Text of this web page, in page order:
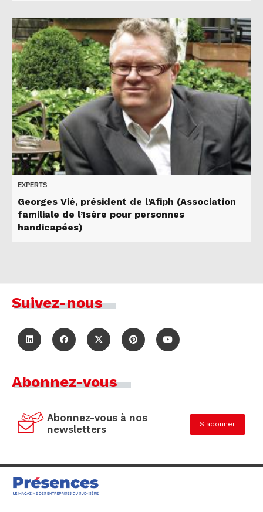
EXPERTS
Georges Vié, président de l’Afiph (Association
familiale de l’Isère pour personnes
handicapées)
Suivez-nous
Abonnez-vous
Abonnez-vous à nos
newsletters
S'abonner